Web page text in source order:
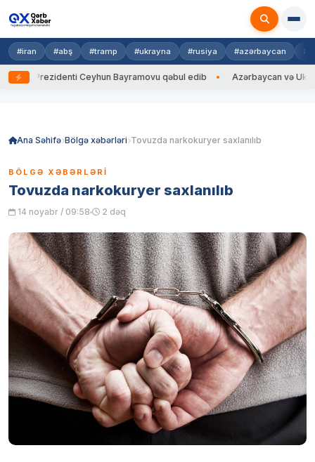
#iran #abş #tramp #ukrayna #rusiya #azərbaycan
Prezidenti Ceyhun Bayramovu qəbul edib Azərbaycan və
Ana Səhifə Bölgə xəbərləri Tovuzda narkokuryer saxlanılıb
BÖLGƏ XƏBƏRLƏRI
Tovuzda narkokuryer saxlanılıb
14 noyabr / 09:58 2 dəq